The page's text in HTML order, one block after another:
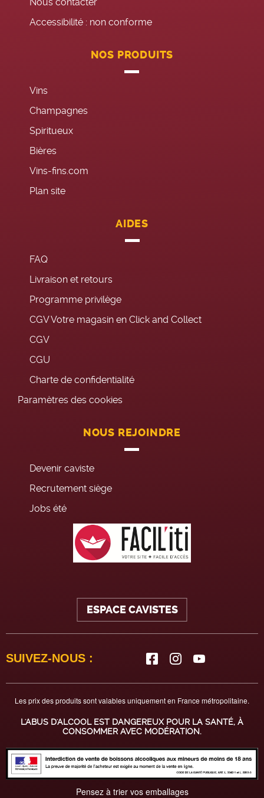
Accessibilité : non conforme
NOS PRODUITS
Vins
Champagnes
Spiritueux
Bières
Vins-fins.com
Plan site
AIDES
FAQ
Livraison et retours
Programme privilège
CGV Votre magasin en Click and Collect
CGV
CGU
Charte de confidentialité
Paramètres des cookies
NOUS REJOINDRE
Devenir caviste
Recrutement siège
Jobs été
ESPACE CAVISTES
SUIVEZ-NOUS :
Les prix des produits sont valables uniquement en France métropolitaine.
L'ABUS D'ALCOOL EST DANGEREUX POUR LA SANTÉ, À
CONSOMMER AVEC MODÉRATION.
Pensez à trier vos emballages